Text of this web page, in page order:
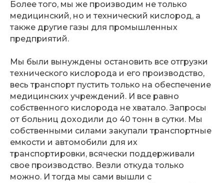
Более того, мы же производим не только
медицинский, но и технический кислород, а
также другие газы для промышленных
предприятий.
Мы были вынуждены остановить все отгрузки
технического кислорода и его производство,
весь транспорт пустить только на обеспечение
медицинских учреждений. И все равно
собственного кислорода не хватало. Запросы
от больниц доходили до 40 тонн в сутки. Мы
собственными силами закупали транспортные
емкости и автомобили для их
транспортировки, всячески поддерживали
свое производство. Везли откуда только
можно. И тогда мы сами вышли с